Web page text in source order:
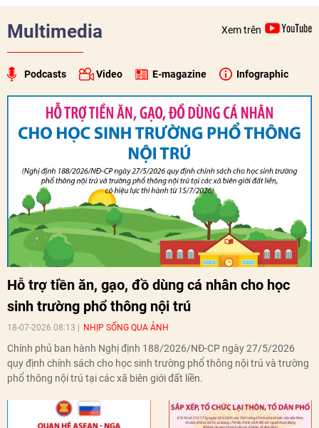
Multimedia Xem trên
Podcasts Video E-magazine Infographic
Hỗ trợ tiền ăn, gạo, đồ dùng cá nhân cho học
sinh trường phổ thông nội trú
18-07-2026 08:13 NHỊP SỐNG QUA ẢNH
Chính phủ ban hành Nghị định 188/2026/NĐ-CP ngày 27/5/2026
quy định chính sách cho học sinh trường phổ thông nội trú và trường
phổ thông nội trú tại các xã biên giới đất liền.